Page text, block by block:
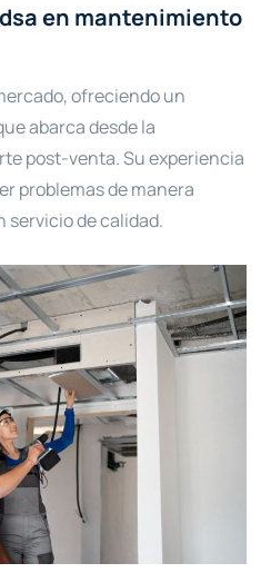
en mantenimiento
ofreciendo un
abarca desde la
post-venta. Su experiencia
problemas de manera
de calidad.